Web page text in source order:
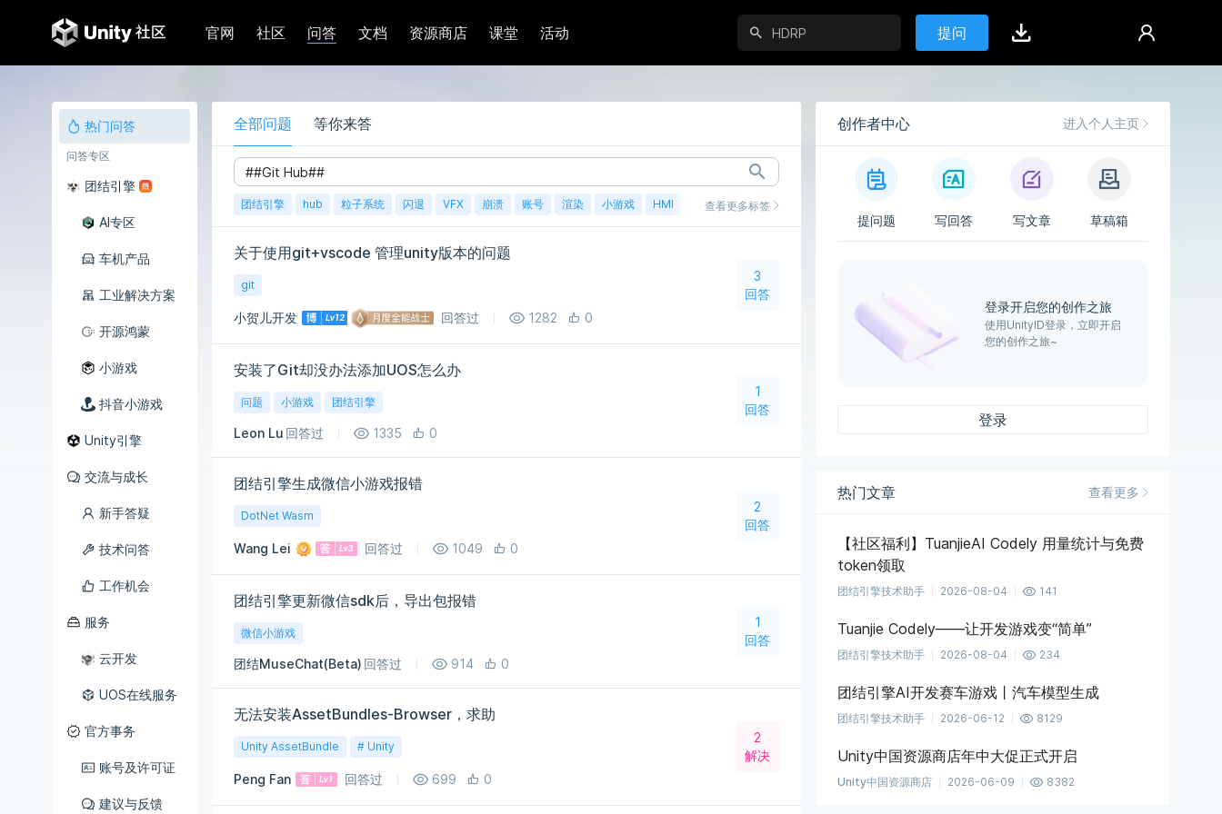
官网 社区 问答 文档 资源商店 课堂 活动 提问
热门问答
问答专区
团结引擎
AI专区
车机产品
工业解决方案
开源鸿蒙
小游戏
抖音小游戏
Unity引擎
交流与成长
新手答疑
技术问答
工作机会
服务
云开发
UOS在线服务
官方事务
账号及许可证
建议与反馈
全部问题 等你来答
团结引擎 hub 粒子系统 闪退 VFX 崩溃 账号 渲染 小游戏 HMI 鸿蒙查看更多标签
关于使用git+vscode 管理unity版本的问题
git
小贺儿开发 回答过 1282 0
3
回答
安装了Git却没办法添加UOS怎么办
问题 小游戏 团结引擎
Leon Lu 回答过 1335 0
1
回答
团结引擎生成微信小游戏报错
DotNet Wasm
Wang Lei 回答过 1049 0
2
回答
团结引擎更新微信sdk后，导出包报错
微信小游戏
团结MuseChat(Beta) 回答过 914 0
1
回答
无法安装AssetBundles-Browser，求助
Unity AssetBundle # Unity
Peng Fan 回答过 699 0
2
解决
创作者中心 进入个人主页
提问题 写回答 写文章 草稿箱
登录开启您的创作之旅
使用UnityID登录，立即开启
您的创作之旅~
登录
热门文章 查看更多
【社区福利】TuanjieAI Codely 用量统计与免费
token领取
团结引擎技术助手 2026-08-04 141
Tuanjie Codely——让开发游戏变“简单”
团结引擎技术助手 2026-08-04 234
团结引擎AI开发赛车游戏丨汽车模型生成
团结引擎技术助手 2026-06-12 8129
Unity中国资源商店年中大促正式开启
Unity中国资源商店 2026-06-09 8382